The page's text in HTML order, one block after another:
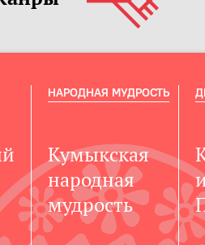
Кумыкская
народная
мудрость
НАРОДНАЯ МУДРОСТЬ